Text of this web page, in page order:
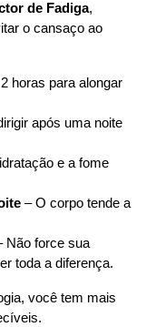
de Fadiga,
o cansaço ao
horas para alongar
após uma noite
e a fome
– O corpo tende a
Não force sua
toda a diferença.
você tem mais